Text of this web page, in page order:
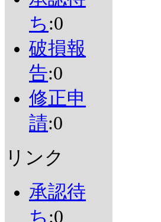
ち :0
破損報
告:0
修正申
請:0
リンク
承認待
ち :0